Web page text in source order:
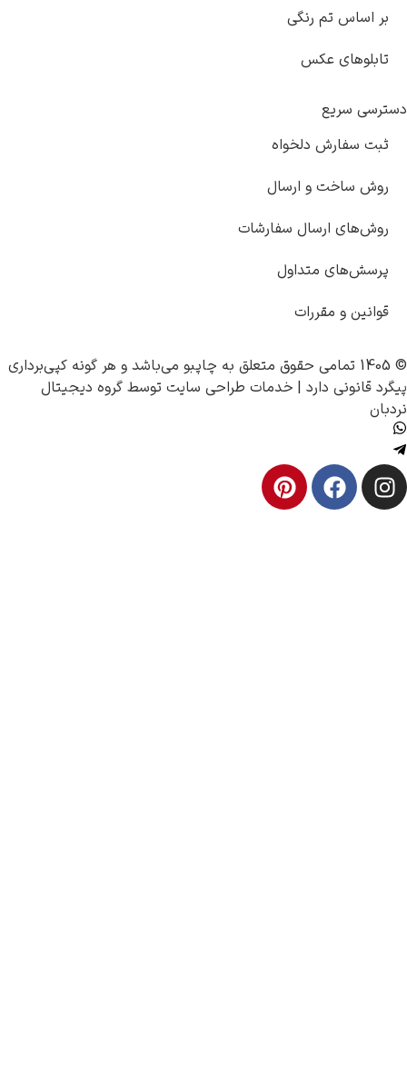
رنگی
عکس
دلخواه
و ارسال
سفارشات
متداول
چاپبومی‌باشد و هر گونه کپی‌برداری
دارد |خدمات طراحی سایتتوسطگروه دیجیتال